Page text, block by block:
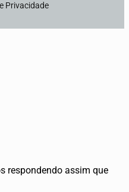
Privacidade
respondendo assim que